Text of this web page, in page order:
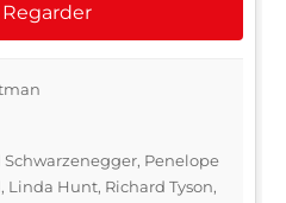
Regarder
Schwarzenegger, Penelope
Linda Hunt, Richard Tyson,